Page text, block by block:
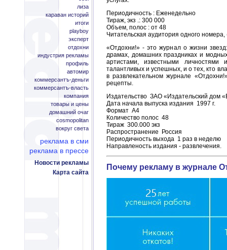
лиза
караван историй
итоги
playboy
эксперт
отдохни
индустрия рекламы
профиль
автомир
коммерсантъ-деньги
коммерсантъ-власть
компания
товары и цены
домашний очаг
cosmopolitan
вокруг света
реклама в сми
реклама в прессе
Новости рекламы
Карта сайта
Периодичность : Еженедельно
Тираж, экз .: 300 000
Объем, полос : от 48
Читательская аудитория одного
«Отдохни!» - это журнал о жизни
драмах, домашних праздниках и
артистами, известными личностями
талантливых и успешных, и о тех, кто
в развлекательном журнале
рецепты.
Издательство ЗАО «Издательский дом
Дата начала выпуска издания 1997 г.
Формат A4
Количество полос 48
Тираж 300.000 экз
Распространение Россия
Периодичность выхода 1 раз в неделю
Направленость издания - развлечения.
Почему рекламу в журнале